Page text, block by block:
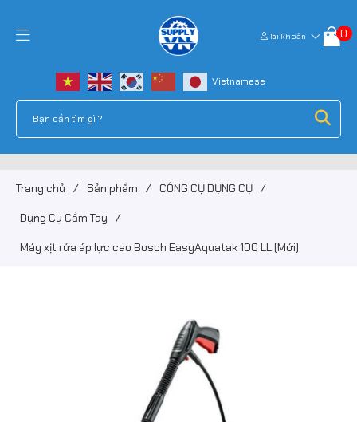
Tài khoản 0
Trang chủ / Sản phẩm / CÔNG CỤ DỤNG CỤ /
Dụng Cụ Cầm Tay /
Máy xịt rửa áp lực cao Bosch EasyAquatak 100 LL (Mới)